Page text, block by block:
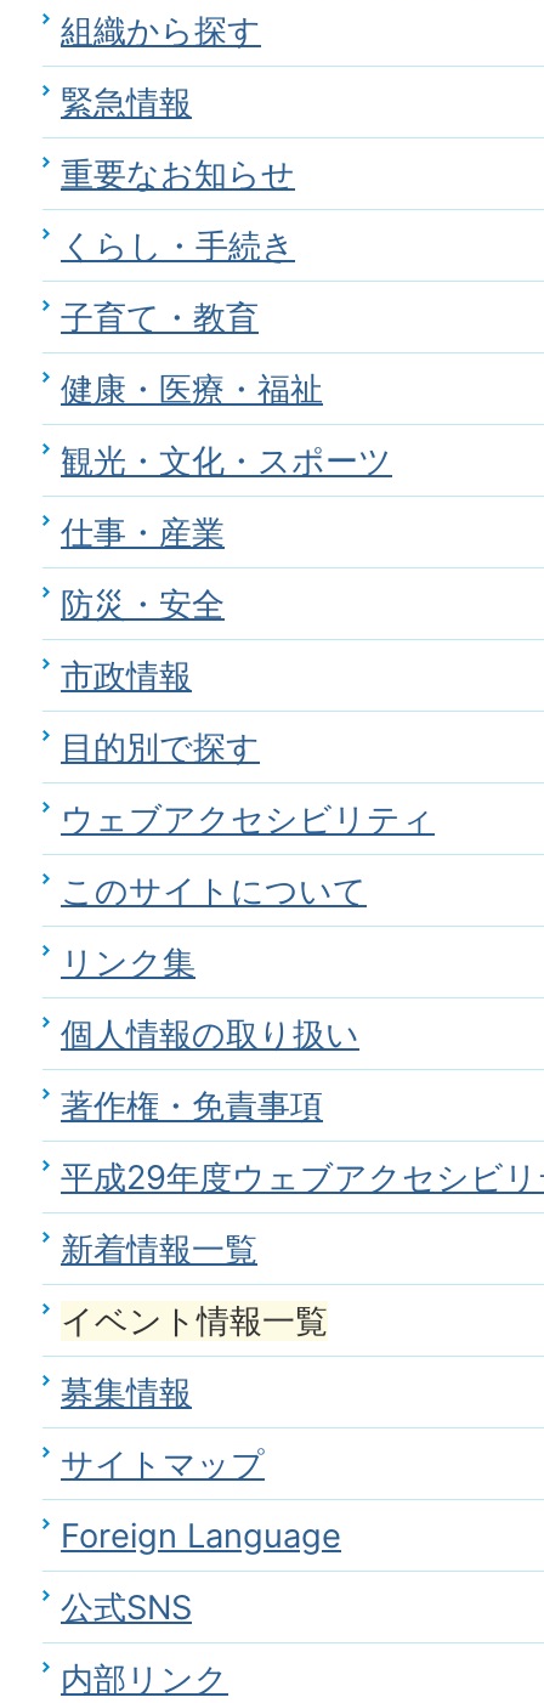
組織から探す
緊急情報
重要なお知らせ
くらし・手続き
子育て・教育
健康・医療・福祉
観光・文化・スポーツ
仕事・産業
防災・安全
市政情報
目的別で探す
ウェブアクセシビリティ
このサイトについて
リンク集
個人情報の取り扱い
著作権・免責事項
平成29年度ウェブアクセシビ
新着情報一覧
イベント情報一覧
募集情報
サイトマップ
Foreign Language
公式SNS
内部リンク